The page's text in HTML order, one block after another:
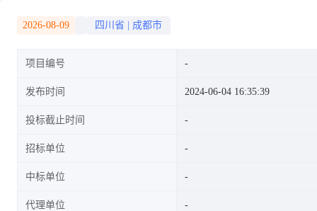
2026-08-09 四川省 成都市
项目编号
发布时间 2024-06-04 16:35:39
投标截止时间
招标单位
中标单位
代理单位